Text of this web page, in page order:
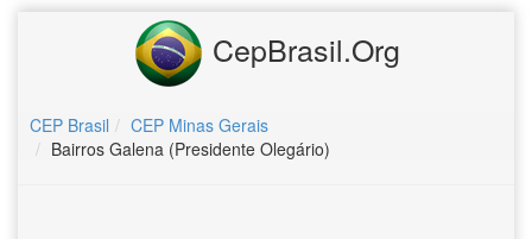
CepBrasil.Org
CEP Brasil
CEP Minas Gerais
Bairros Galena (Presidente Olegário)